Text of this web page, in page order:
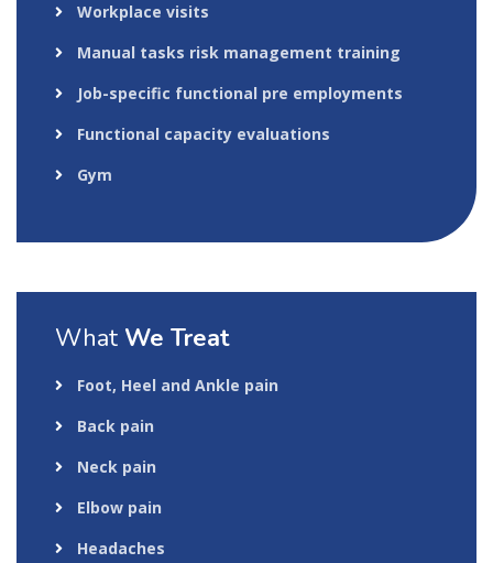
Workplace visits
Manual tasks risk management training
Job-specific functional pre employments
Functional capacity evaluations
Gym
What We Treat
Foot, Heel and Ankle pain
Back pain
Neck pain
Elbow pain
Headaches